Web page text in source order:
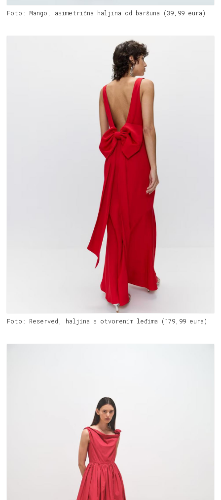
Foto: Mango, asimetrična haljina od baršuna (39,99 eura)
Foto: Reserved, haljina s otvorenim leđima (179,99 eura)